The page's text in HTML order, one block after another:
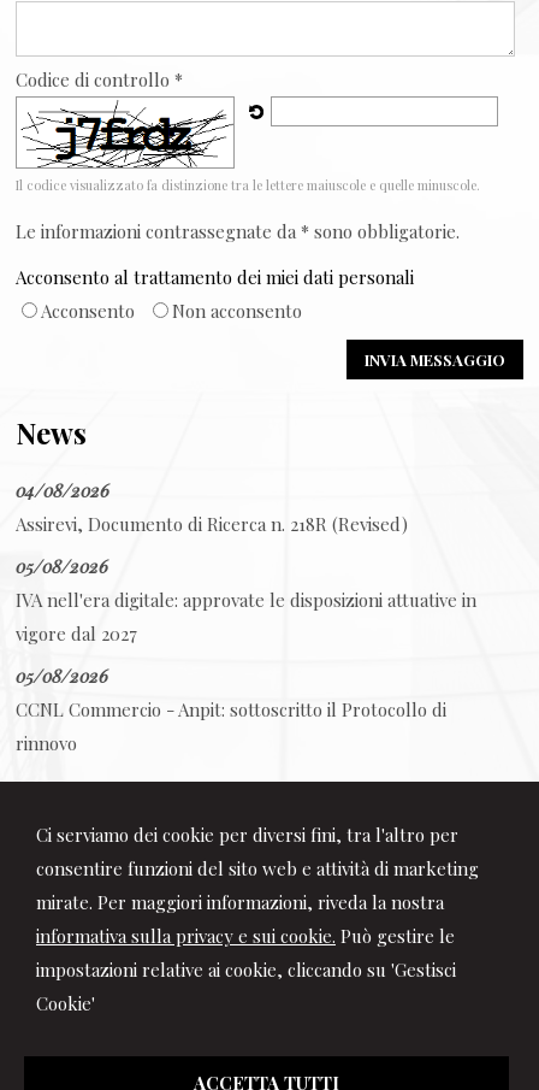
Ci serviamo dei cookie per diversi fini, tra l'altro per
consentire funzioni del sito web e attività di marketing
mirate. Per maggiori informazioni, riveda la nostra
informativa sulla privacy e sui cookie. Può gestire le
impostazioni relative ai cookie, cliccando su 'Gestisci
Cookie'
ACCETTA TUTTI
Codice di controllo *
Il codice visualizzato fa distinzione tra le lettere maiuscole e quelle minuscole.
Le informazioni contrassegnate da * sono obbligatorie.
Acconsento al trattamento dei miei dati personali
Acconsento
Non acconsento
News
04/08/2026
Assirevi, Documento di Ricerca n. 218R (Revised)
05/08/2026
IVA nell'era digitale: approvate le disposizioni attuative in
vigore dal 2027
05/08/2026
CCNL Commercio - Anpit: sottoscritto il Protocollo di
rinnovo
Giuseppe D'Urso